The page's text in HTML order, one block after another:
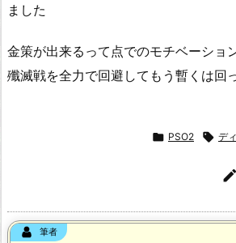
ました
金策が出来るって点でのモチベーショ
殲滅戦を全力で回避してもう暫くは回
 PSO2  デ

筆者